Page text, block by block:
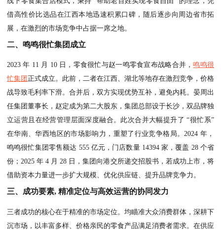
借高性价比选品在江西本地迅速积累口碑，随后逐步向周边省市拓
展，在激烈的市场竞争中占据一席之地。
二、鸣鸣很忙集团成立
2023 年 11 月 10 日，零食很忙与赵一鸣零食宣布战略合并，鸣鸣很
忙集团 正式成立。此前，二者在江西、湖北等地存在激烈竞争，价格
战导致毛利率下滑。合并后，双方实现优势互补，避免内耗。晏周出
任集团董事长，赵定成为第二大股东，集团总部设于长沙，双品牌独
立运营且在经营管理层面深度融合。此次合并大幅提升了 “很忙系”
在华南、华西地区的市场影响力，重塑了行业竞争格局。2024 年，
鸣鸣很忙集团零售额达 555 亿元，门店数量 14394 家，覆盖 28 个省
份；2025 年 4 月 28 日，集团向港交所递交招股书，若成功上市，将
借助资本力量进一步扩大规模、优化供应链、提升品牌竞争力。
三、成功要素, 精准定位与高效运营的协同发力
三者成功的核心在于精准的市场定位。均瞄准大众消费群体，深耕下
沉市场，以丰富多样、价格亲民的零食产品满足消费者需求。在供应